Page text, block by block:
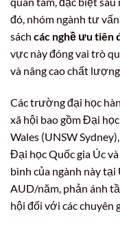
đó, nhóm ngành tư
sách các nghề ưu tiên
vực này đóng vai trò
và nâng cao chất
Các trường đại học
xã hội bao gồm Đại
Wales (UNSW
Đại học Quốc gia Úc
bình của ngành này tại
AUD/năm, phản ánh
hội đối với các chuyên